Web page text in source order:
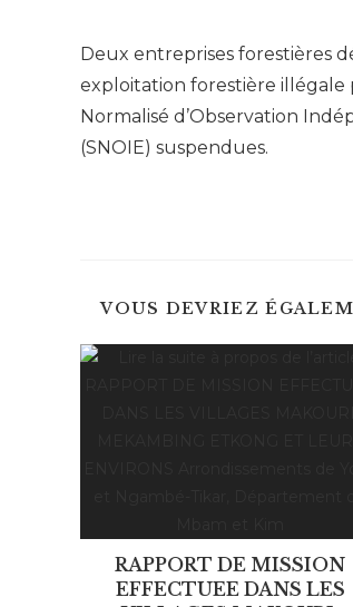
articles
Deux entreprises forestières
exploitation forestière illégale
Normalisé d’Observation
(SNOIE) suspendues.
VOUS DEVRIEZ
RAPPORT DE MISSION
EFFECTUEE DANS LES